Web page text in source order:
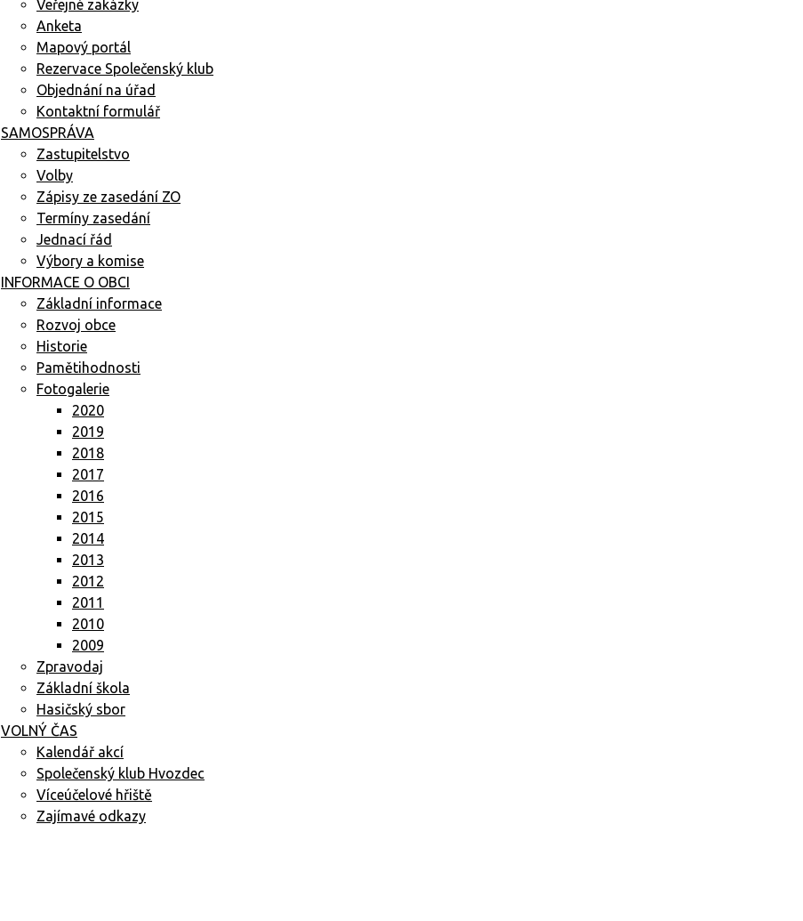
Veřejné zakázky
Anketa
Mapový portál
Rezervace Společenský klub
Objednání na úřad
Kontaktní formulář
SAMOSPRÁVA
Zastupitelstvo
Volby
Zápisy ze zasedání ZO
Termíny zasedání
Jednací řád
Výbory a komise
INFORMACE O OBCI
Základní informace
Rozvoj obce
Historie
Pamětihodnosti
Fotogalerie
2020
2019
2018
2017
2016
2015
2014
2013
2012
2011
2010
2009
Zpravodaj
Základní škola
Hasičský sbor
VOLNÝ ČAS
Kalendář akcí
Společenský klub Hvozdec
Víceúčelové hřiště
Zajímavé odkazy